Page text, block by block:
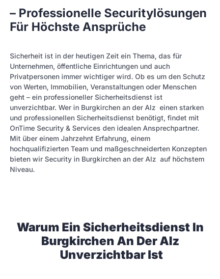
– Professionelle Securitylösungen
Für Höchste Ansprüche
Sicherheit ist in der heutigen Zeit ein Thema, das für
Unternehmen, öffentliche Einrichtungen und auch
Privatpersonen immer wichtiger wird. Ob es um den Schutz
von Werten, Immobilien, Veranstaltungen oder Menschen
geht – ein professioneller Sicherheitsdienst ist
unverzichtbar. Wer in Burgkirchen an der Alz einen starken
und professionellen Sicherheitsdienst benötigt, findet mit
OnTime Security & Services den idealen Ansprechpartner.
Mit über einem Jahrzehnt Erfahrung, einem
hochqualifizierten Team und maßgeschneiderten Konzepten
bieten wir Security in Burgkirchen an der Alz auf höchstem
Niveau.
Warum Ein Sicherheitsdienst In
Burgkirchen An Der Alz
Unverzichtbar Ist